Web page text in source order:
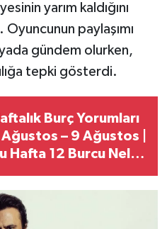
yarım kaldığını
paylaşımı
gündem olurken,
tepki gösterdi.
Burç Yorumları
Ağustos – 9 Ağustos |
Hafta 12 Burcu Neler